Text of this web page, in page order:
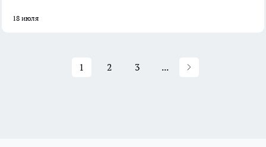
18 июля
1 2 3 ...